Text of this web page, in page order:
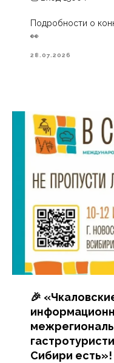
Подробности о
👀
28.07.2026
🎉
Сибири есть»!